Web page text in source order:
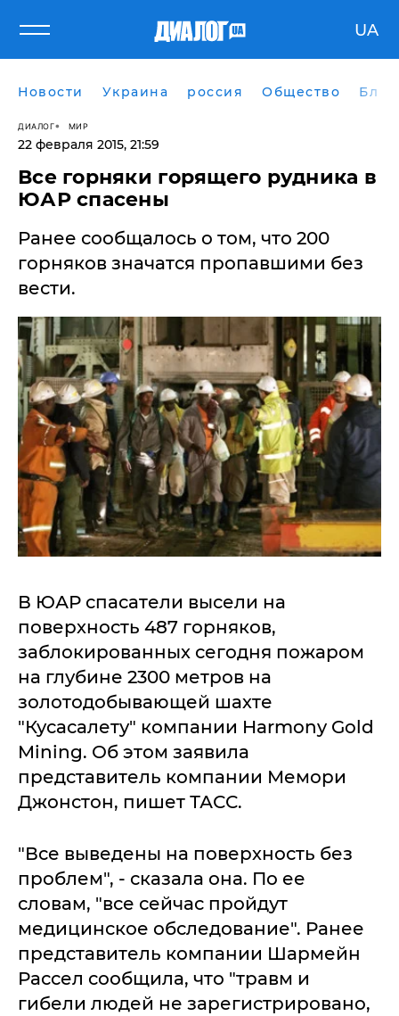
UA
Новости Украина россия Общество
ДИАЛОГ МИР
22 февраля 2015, 21:59
Все горняки горящего рудника в
ЮАР спасены
Ранее сообщалось о том, что 200
горняков значатся пропавшими без
вести.
В ЮАР спасатели высели на
поверхность 487 горняков,
заблокированных сегодня пожаром
на глубине 2300 метров на
золотодобывающей шахте
"Кусасалету" компании Harmony Gold
Mining. Об этом заявила
представитель компании Мемори
Джонстон, пишет ТАСС.
"Все выведены на поверхность без
проблем", - сказала она. По ее
словам, "все сейчас пройдут
медицинское обследование". Ранее
представитель компании Шармейн
Рассел сообщила, что "травм и
гибели людей не зарегистрировано,